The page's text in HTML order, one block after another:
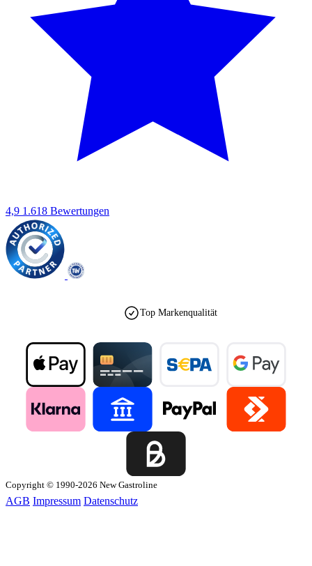
4,9 1.618 Bewertungen
Top Markenqualität
Copyright © 1990-2026 New Gastroline
AGB Impressum Datenschutz